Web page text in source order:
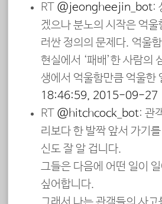
RT @jeongheejin_bot:
겠으나 분노의 시작은 억
러싼 정의의 문제다. 억울
현실에서 ‘패배’한 사람의
생에서 억울함만큼 억울한
18:46:59, 2015-09-27
RT @hitchcock_bot: 관
리보다 한 발짝 앞서 가기
신도 잘 알 겁니다.
그들은 다음에 어떤 일이
싶어합니다.